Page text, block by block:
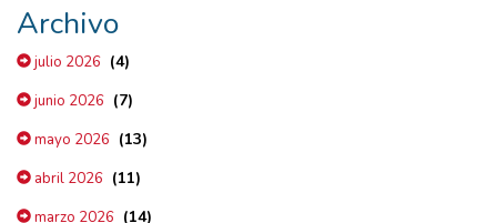
Archivo
julio 2026 (4)
junio 2026 (7)
mayo 2026 (13)
abril 2026 (11)
marzo 2026 (14)